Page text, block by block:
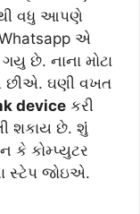
વધુ આપણે
એ
છે. નાના મોટા
છીએ. ઘણી વખત
device કરી
શકાય છે. શુંં
કે કોમ્પ્યુટર
સ્ટેપ જોઇએ.